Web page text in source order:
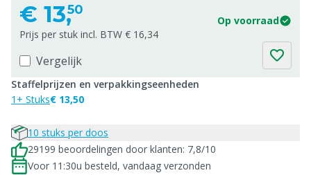
€ 13,50
Op voorraad
Prijs per stuk incl. BTW € 16,34
Vergelijk
Staffelprijzen en verpakkingseenheden
1+ Stuks€ 13,50
10 stuks per doos
29199 beoordelingen door klanten: 7,8/10
Voor 11:30u besteld, vandaag verzonden